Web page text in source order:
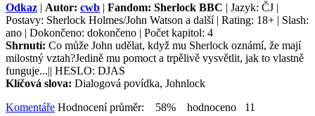
Odkaz | Autor: cwb | Fandom: Sherlock BBC | Jazyk: ČJ |
Postavy: Sherlock Holmes/John Watson a další | Rating: 18+ | Slash:
ano | Dokončeno: dokončeno | Počet kapitol: 4
Shrnutí: Co může John udělat, když mu Sherlock oznámí, že mají
milostný vztah?Jedině mu pomoct a trpělivě vysvětlit, jak to vlastně
funguje...|| HESLO: DJAS
Klíčová slova: Dialogová povídka, Johnlock
Komentáře Hodnocení průměr: 58% hodnoceno 11